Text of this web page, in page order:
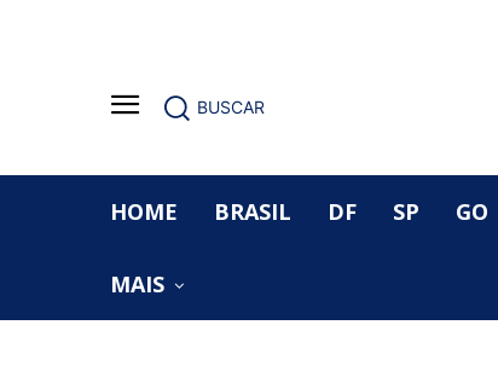
BUSCAR
HOME BRASIL DF SP GO
MAIS